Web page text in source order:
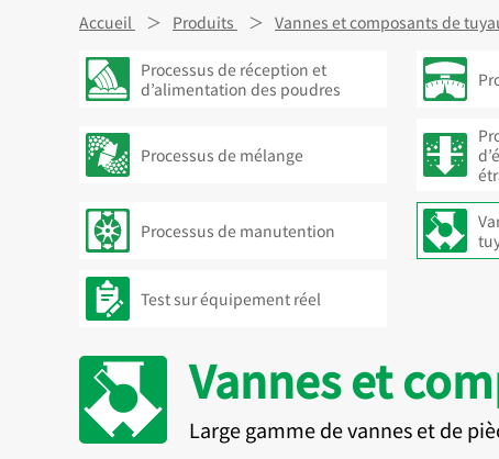
Accueil Produits Vannes et composants de
Processus de réception et
d’alimentation des poudres
Processus de mélange
Processus de manutention
Test sur équipement réel
Vannes et
Large gamme de vannes et de